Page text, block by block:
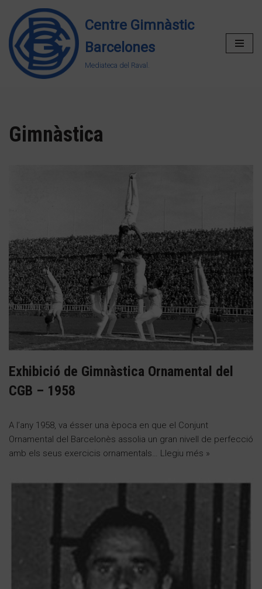
Vés
al
contingut
Centre Gimnàstic
Barcelones
Mediateca del Raval.
Gimnàstica
Exhibició de Gimnàstica Ornamental del
CGB – 1958
A l’any 1958, va ésser una època en que el Conjunt
Ornamental del Barcelonès assolia un gran nivell de perfecció
amb els seus exercicis ornamentals… Llegiu més »